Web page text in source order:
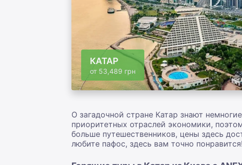
КАТАР
от 53,489 грн
О загадочной стране Катар знают
приоритетных отраслей экономики,
больше путешественников, цены здесь
любите пафос, здесь вам точно понравится!